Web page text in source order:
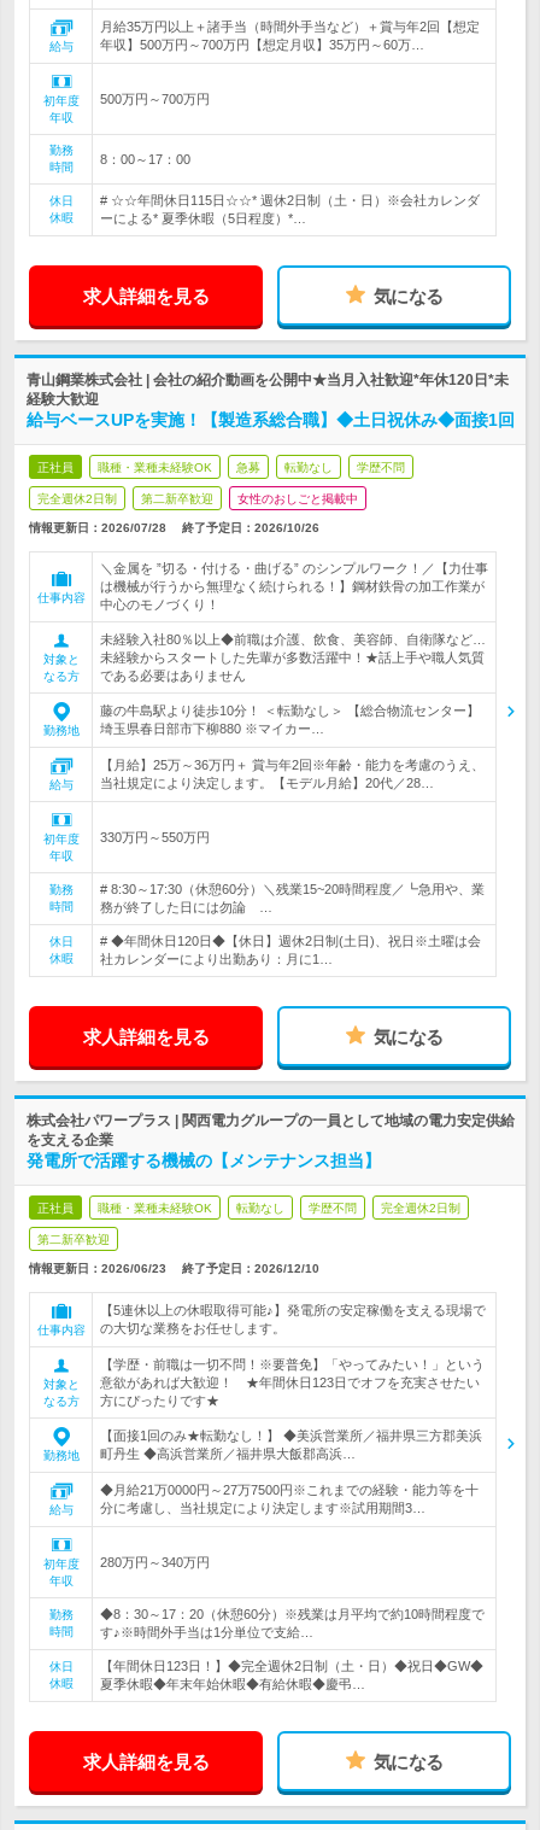
給与
月給35万円以上＋諸手当（時間外手当など）＋賞与年2回【想定
年収】500万円～700万円【想定月収】35万円～60万…
初年度
年収
500万円～700万円
勤務
時間
8：00～17：00
休日
休暇
# ☆☆年間休日115日☆☆* 週休2日制（土・日）※会社カレンダ
ーによる* 夏季休暇（5日程度）*…
求人詳細を見る 気になる
青山鋼業株式会社 | 会社の紹介動画を公開中★当月入社歓迎*年休120日*未
経験大歓迎
給与ベースUPを実施！【製造系総合職】◆土日祝休み◆面接1回
正社員 職種・業種未経験OK 急募 転勤なし 学歴不問
完全週休2日制 第二新卒歓迎 女性のおしごと掲載中
情報更新日：2026/07/28 終了予定日： 2026/10/26
仕事内容
＼金属を ”切る・付ける・曲げる” のシンプルワーク！／【力仕事
は機械が行うから無理なく続けられる！】鋼材鉄骨の加工作業が
中心のモノづくり！
対象と
なる方
未経験入社80％以上◆前職は介護、飲食、美容師、自衛隊など…
未経験からスタートした先輩が多数活躍中！★話上手や職人気質
である必要はありません
勤務地
藤の牛島駅より徒歩10分！ ＜転勤なし＞ 【総合物流センター】
埼玉県春日部市下柳880 ※マイカー…
給与
【月給】25万～36万円＋ 賞与年2回※年齢・能力を考慮のうえ、
当社規定により決定します。【モデル月給】20代／28…
初年度
年収
330万円～550万円
勤務
時間
# 8:30～17:30（休憩60分）＼残業15~20時間程度／┗急用や、業
務が終了した日には勿論 …
休日
休暇
# ◆年間休日120日◆【休日】週休2日制(土日)、祝日※土曜は会
社カレンダーにより出勤あり：月に1…
求人詳細を見る 気になる
株式会社パワープラス | 関西電力グループの一員として地域の電力安定供給
を支える企業
発電所で活躍する機械の【メンテナンス担当】
正社員 職種・業種未経験OK 転勤なし 学歴不問 完全週休2日制
第二新卒歓迎
情報更新日：2026/06/23 終了予定日： 2026/12/10
仕事内容
【5連休以上の休暇取得可能♪】発電所の安定稼働を支える現場で
の大切な業務をお任せします。
対象と
なる方
【学歴・前職は一切不問！※要普免】「やってみたい！」という
意欲があれば大歓迎！ ★年間休日123日でオフを充実させたい
方にぴったりです★
勤務地
【面接1回のみ★転勤なし！】 ◆美浜営業所／福井県三方郡美浜
町丹生 ◆高浜営業所／福井県大飯郡高浜…
給与
◆月給21万0000円～27万7500円※これまでの経験・能力等を十
分に考慮し、当社規定により決定します※試用期間3…
初年度
年収
280万円～340万円
勤務
時間
◆8：30～17：20（休憩60分）※残業は月平均で約10時間程度で
す♪※時間外手当は1分単位で支給…
休日
休暇
【年間休日123日！】◆完全週休2日制（土・日）◆祝日◆GW◆
夏季休暇◆年末年始休暇◆有給休暇◆慶弔…
求人詳細を見る 気になる